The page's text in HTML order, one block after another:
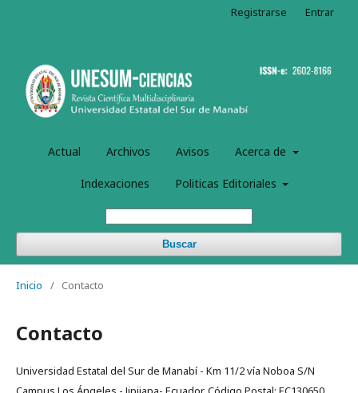
Actual Archivos Avisos Acerca de
Indexaciones Politicas Editoriales
Buscar
Registrarse Entrar
Inicio / Contacto
Contacto
Universidad Estatal del Sur de Manabí­ - Km 11/2 ví­a Noboa S/N